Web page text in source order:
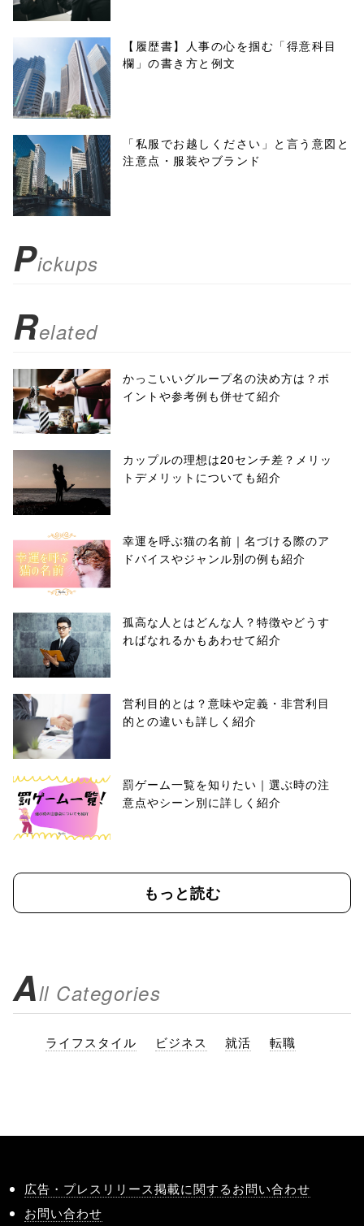
w.open(this.hre
f, 'Gwindow',
'width=550,
height=450,
menubar=no,
toolbar=no,
scrollbars=yes'
false;"> シェア
【履歴書】人事の心を掴む「得意科目
欄」の書き方と例文
「私服でお越しください」と言う意図と
注意点・服装やブランド
Pickups
Related
かっこいいグループ名の決め方は？ポ
イントや参考例も併せて紹介
カップルの理想は20センチ差？メリッ
トデメリットについても紹介
幸運を呼ぶ猫の名前｜名づける際のア
ドバイスやジャンル別の例も紹介
孤高な人とはどんな人？特徴やどうす
ればなれるかもあわせて紹介
営利目的とは？意味や定義・非営利目
的との違いも詳しく紹介
罰ゲーム一覧を知りたい｜選ぶ時の注
意点やシーン別に詳しく紹介
もっと読む
All Categories
ライフスタイル ビジネス 就活 転職
広告・プレスリリース掲載に関するお問い合わせ
お問い合わせ